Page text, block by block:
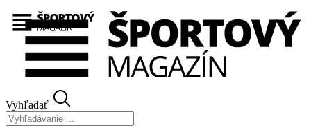
Preskočiť
na
obsah
Vyhľadať